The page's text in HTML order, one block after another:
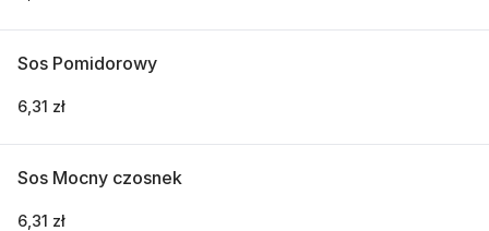
Sos Pomidorowy
6,31 zł
Sos Mocny czosnek
6,31 zł